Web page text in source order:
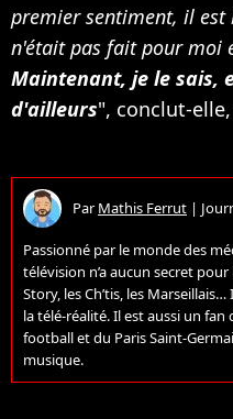
premier sentiment, il est
n'était pas fait pour moi
Maintenant, je le sais,
d'ailleurs", conclut-
ParMathis Ferrut |
Passionné par le monde des
télévision n’a aucun secret
Story, les Ch’tis, les
la télé-réalité. Il est aussi un
football et du Paris Saint-
musique.